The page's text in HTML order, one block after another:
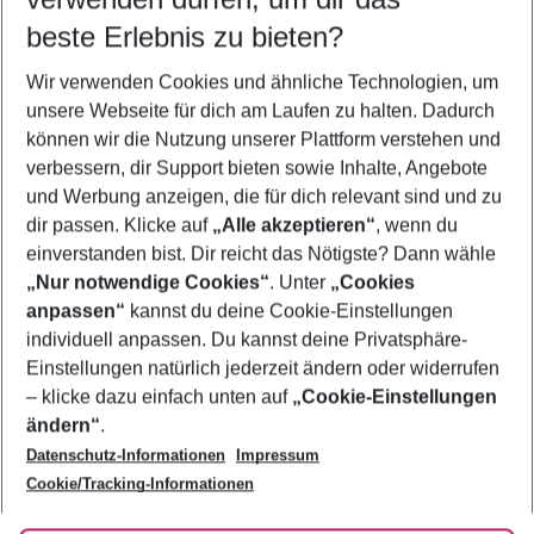
5-8 Nächte
2 Erwachsene Keine Kinder
Mehr Filter anzeigen
Footer
Footer navigation
Über uns
AGB
Bestpreisgarantie
Cookie-Einstellungen ändern
Cookie-Richtlinie
Agenturbetreuung
Barrierefreies Reisen
Folge uns
beste Erlebnis zu bieten?
Wir verwenden Cookies und ähnliche Technologien, um
unsere Webseite für dich am Laufen zu halten. Dadurch
können wir die Nutzung unserer Plattform verstehen und
verbessern, dir Support bieten sowie Inhalte, Angebote
und Werbung anzeigen, die für dich relevant sind und zu
dir passen. Klicke auf „Alle akzeptieren“, wenn du
einverstanden bist. Dir reicht das Nötigste? Dann wähle
„Nur notwendige Cookies“. Unter „Cookies
anpassen“ kannst du deine Cookie-Einstellungen
individuell anpassen. Du kannst deine Privatsphäre-
Einstellungen natürlich jederzeit ändern oder widerrufen
– klicke dazu einfach unten auf „Cookie-Einstellungen
ändern“.
Datenschutz-Informationen
Impressum
Cookie/Tracking-Informationen